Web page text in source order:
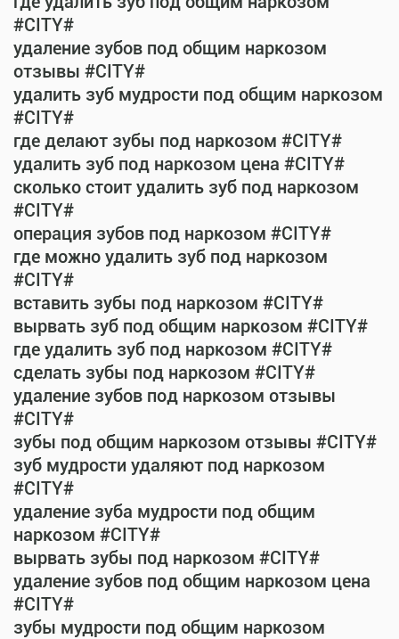
#CITY#
удаление зубов под общим наркозом
отзывы #CITY#
удалить зуб мудрости под общим наркозом
#CITY#
где делают зубы под наркозом #CITY#
удалить зуб под наркозом цена #CITY#
сколько стоит удалить зуб под наркозом
#CITY#
операция зубов под наркозом #CITY#
где можно удалить зуб под наркозом
#CITY#
вставить зубы под наркозом #CITY#
вырвать зуб под общим наркозом #CITY#
где удалить зуб под наркозом #CITY#
сделать зубы под наркозом #CITY#
удаление зубов под наркозом отзывы
#CITY#
зубы под общим наркозом отзывы #CITY#
зуб мудрости удаляют под наркозом
#CITY#
удаление зуба мудрости под общим
наркозом #CITY#
вырвать зубы под наркозом #CITY#
удаление зубов под общим наркозом цена
#CITY#
зубы мудрости под общим наркозом